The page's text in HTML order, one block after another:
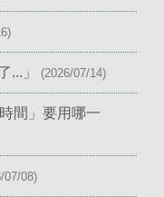
...」 (2026/07/14)
間」要用哪一
07/08)